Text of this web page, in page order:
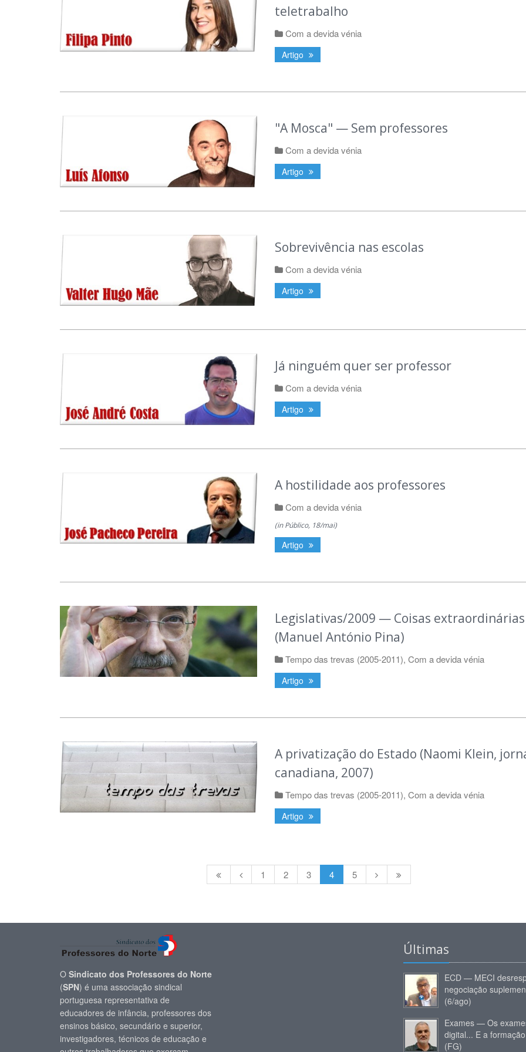
teletrabalho
Com a devida vénia
Artigo
"A Mosca" — Sem professores
Com a devida vénia
Artigo
Sobrevivência nas escolas
Com a devida vénia
Artigo
Já ninguém quer ser professor
Com a devida vénia
Artigo
A hostilidade aos professores
Com a devida vénia
(in Público, 18/mai)
Artigo
Legislativas/2009 — Coisas extraordinárias
(Manuel António Pina)
Tempo das trevas (2005-2011), Com a devida vénia
Artigo
A privatização do Estado (Naomi Klein,
canadiana, 2007)
Tempo das trevas (2005-2011), Com a devida vénia
Artigo
1 2 3 4 5
O Sindicato dos Professores do Norte
(SPN) é uma associação sindical
portuguesa representativa de
educadores de infância, professores dos
ensinos básico, secundário e superior,
investigadores, técnicos de educação e
Últimas
ECD — MECI
negociação
(6/ago)
Exames — Os
digital... E a
(FG)